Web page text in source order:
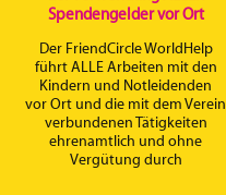
Spendengelder vor Ort
Der FriendCircle WorldHelp
führt ALLE Arbeiten mit den
Kindern und Notleidenden
vor Ort und die mit dem Verein
verbundenen Tätigkeiten
ehrenamtlich und ohne
Vergütung durch